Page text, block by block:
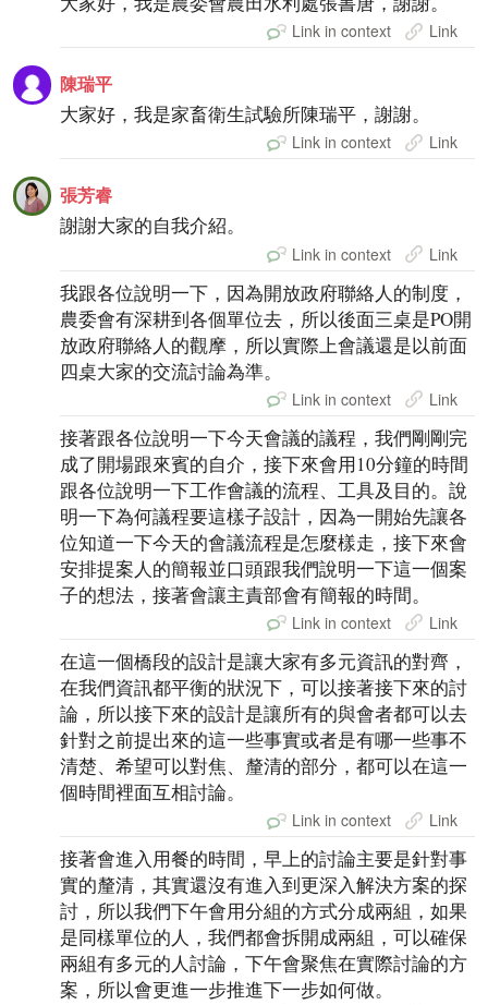
Link in context Link
陳瑞平
大家好，我是家畜衛生試驗所陳瑞平，謝謝。
Link in context Link
張芳睿
謝謝大家的自我介紹。
Link in context Link
我跟各位說明一下，因為開放政府聯絡人的制度，
農委會有深耕到各個單位去，所以後面三桌是PO開
放政府聯絡人的觀摩，所以實際上會議還是以前面
四桌大家的交流討論為準。
Link in context Link
接著跟各位說明一下今天會議的議程，我們剛剛完
成了開場跟來賓的自介，接下來會用10分鐘的時間
跟各位說明一下工作會議的流程、工具及目的。說
明一下為何議程要這樣子設計，因為一開始先讓各
位知道一下今天的會議流程是怎麼樣走，接下來會
安排提案人的簡報並口頭跟我們說明一下這一個案
子的想法，接著會讓主責部會有簡報的時間。
Link in context Link
在這一個橋段的設計是讓大家有多元資訊的對齊，
在我們資訊都平衡的狀況下，可以接著接下來的討
論，所以接下來的設計是讓所有的與會者都可以去
針對之前提出來的這一些事實或者是有哪一些事不
清楚、希望可以對焦、釐清的部分，都可以在這一
個時間裡面互相討論。
Link in context Link
接著會進入用餐的時間，早上的討論主要是針對事
實的釐清，其實還沒有進入到更深入解決方案的探
討，所以我們下午會用分組的方式分成兩組，如果
是同樣單位的人，我們都會拆開成兩組，可以確保
兩組有多元的人討論，下午會聚焦在實際討論的方
案，所以會更進一步推進下一步如何做。